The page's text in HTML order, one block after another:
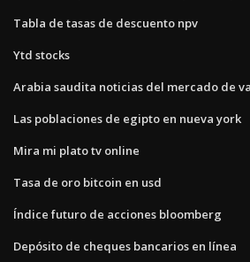
Tabla de tasas de descuento npv
Ytd stocks
Arabia saudita noticias del mercado de
Las poblaciones de egipto en nueva york
Mira mi plato tv online
Tasa de oro bitcoin en usd
Índice futuro de acciones bloomberg
Depósito de cheques bancarios en línea